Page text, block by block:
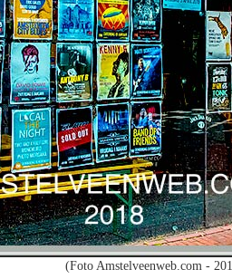
(Foto Amstelveenweb.com -